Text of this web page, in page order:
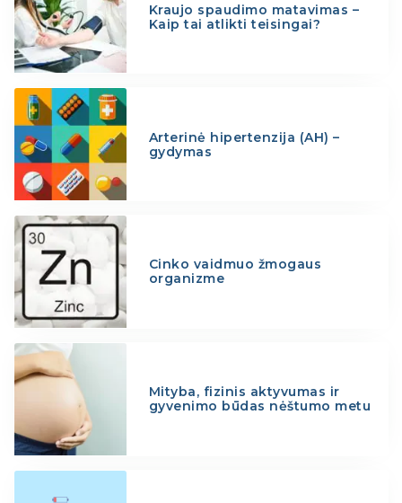
Kraujo spaudimo matavimas –
Kaip tai atlikti teisingai?
Arterinė hipertenzija (AH) –
gydymas
Cinko vaidmuo žmogaus
organizme
Mityba, fizinis aktyvumas ir
gyvenimo būdas nėštumo metu